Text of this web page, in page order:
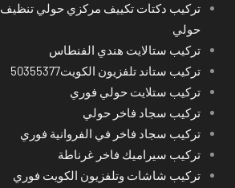
تركيب دكتات تكييف مركزي حولي
حولي
تركيب ستالايت هندي الفنطاس
تركيب ستاند تلفزيون الكويت50355377
تركيب ستلايت حولي فوري
تركيب سجاد فاخر حولي
تركيب سجاد فاخر في الفروانية فوري
تركيب سيراميك فاخر غرناطة
تركيب شاشات وتلفزيون الكويت فوري